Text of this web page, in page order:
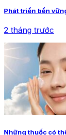
Phát triển bền
2 tháng trước
Những thuốc có